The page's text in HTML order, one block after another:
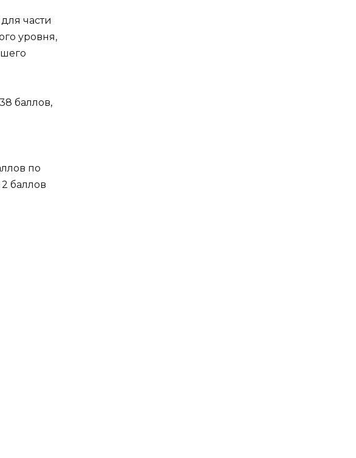
части
уровня,
баллов,
по
баллов